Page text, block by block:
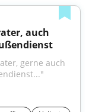
gerne auch